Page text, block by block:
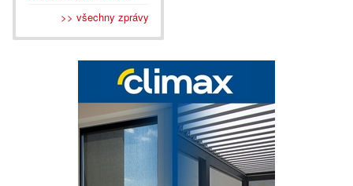
>> všechny zprávy